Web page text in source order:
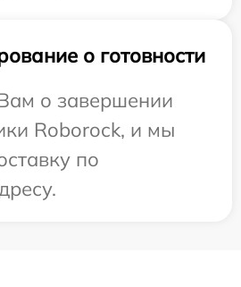
о готовности
о завершении
Roborock, и мы
по